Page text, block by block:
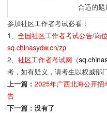
合适的题
参加社区工作者考试必看：
1、 全国社区工作者考试公告/岗
sq.chinasydw.cn/zp
2、 社区工作者考试网 （
考，如有疑义，请考生以权威部
上一篇： 2025年广西北海公开
告
下一篇：没有了